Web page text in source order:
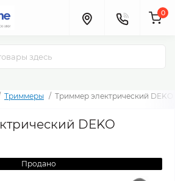
0
Триммеры Триммер электрический DEKO
DEKO
Продано